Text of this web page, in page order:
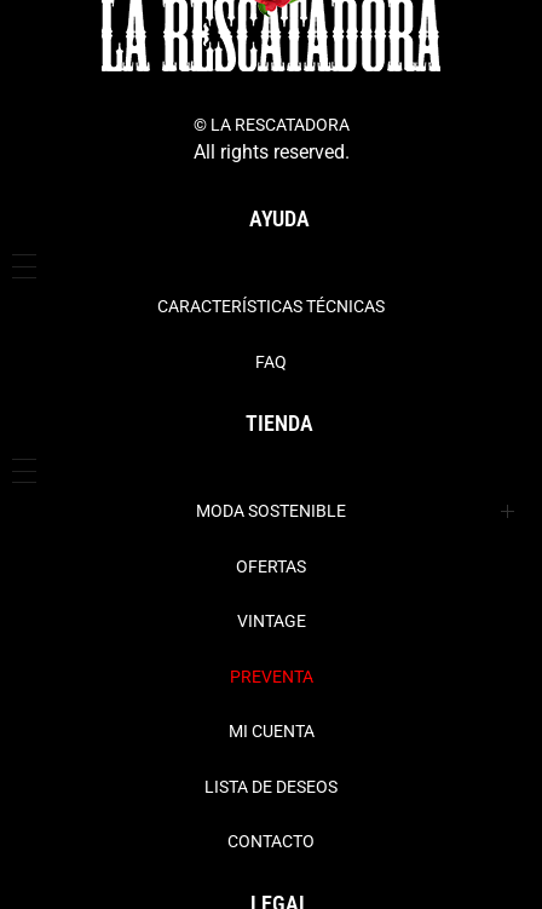
© LA RESCATADORA
All rights reserved.
AYUDA
CARACTERÍSTICAS TÉCNICAS
FAQ
TIENDA
MODA SOSTENIBLE
Ropa
Abrigos + Cazadoras
Chaquetas + Blazers
Complementos
Bisutería
Bolsos
OFERTAS
VINTAGE
PREVENTA
MI CUENTA
LISTA DE DESEOS
CONTACTO